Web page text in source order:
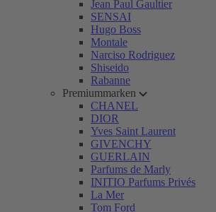
Jean Paul Gaultier
SENSAI
Hugo Boss
Montale
Narciso Rodriguez
Shiseido
Rabanne
Premiummarken
CHANEL
DIOR
Yves Saint Laurent
GIVENCHY
GUERLAIN
Parfums de Marly
INITIO Parfums Privés
La Mer
Tom Ford